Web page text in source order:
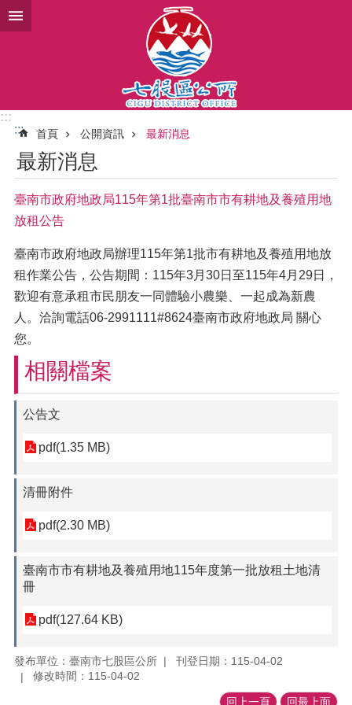
跳到主要內容區塊
:::
:::
首頁 公開資訊 最新消息
最新消息
臺南市政府地政局115年第1批臺南市市有耕地及養殖用地
放租公告
臺南市政府地政局辦理115年第1批市有耕地及養殖用地放
租作業公告，公告期間：115年3月30日至115年4月29日，
歡迎有意承租市民朋友一同體驗小農樂、一起成為新農
人。洽詢電話06-2991111#8624臺南市政府地政局 關心
您。
相關檔案
公告文
pdf(1.35 MB)
清冊附件
pdf(2.30 MB)
臺南市市有耕地及養殖用地115年度第一批放租土地清
冊
pdf(127.64 KB)
發布單位：臺南市七股區公所
刊登日期：115-04-02
修改時間：115-04-02
回上一頁 回最上面